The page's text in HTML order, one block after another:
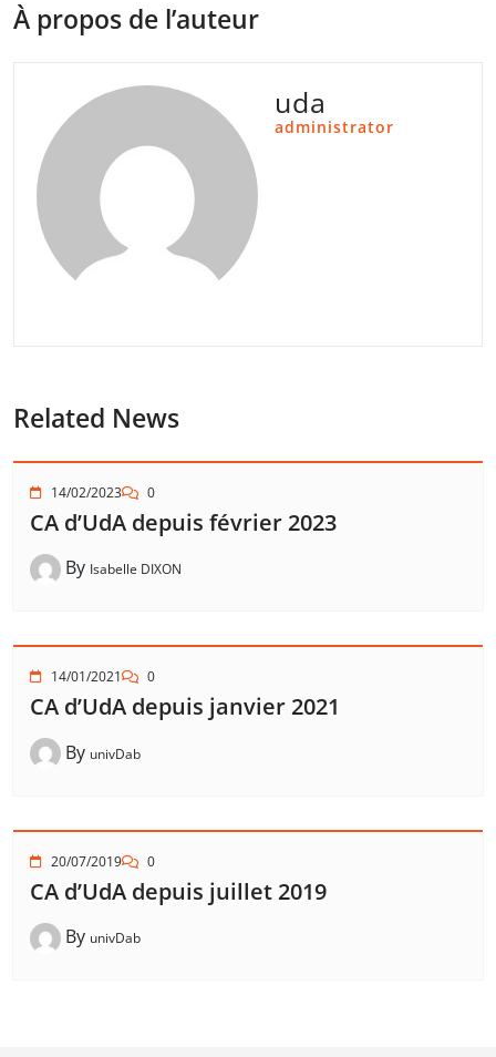
À propos de l’auteur
uda
administrator
Related News
14/02/2023 0
CA d’UdA depuis février 2023
By Isabelle DIXON
14/01/2021 0
CA d’UdA depuis janvier 2021
By univDab
20/07/2019 0
CA d’UdA depuis juillet 2019
By univDab